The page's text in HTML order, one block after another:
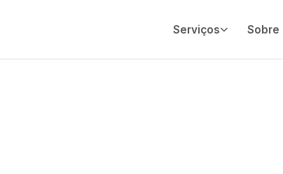
Serviços Sobre